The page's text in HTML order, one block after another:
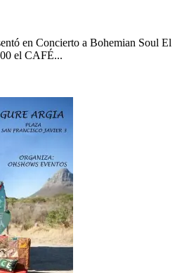
en Concierto a Bohemian Soul El
el CAFÉ...